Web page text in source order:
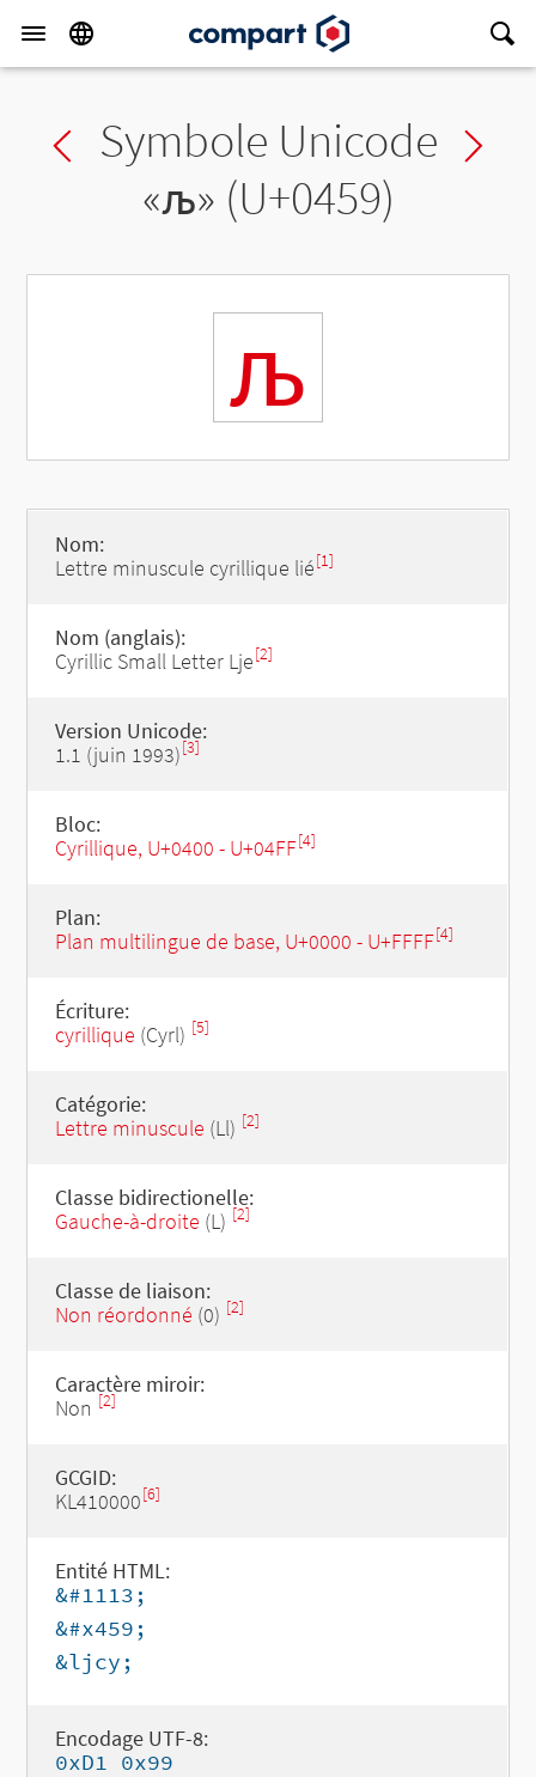
Previous char
Symbole Unicode
«љ» (U+0459)
љ
Nom:
Lettre minuscule cyrillique lié[1]
Nom (anglais):
Cyrillic Small Letter Lje[2]
Version Unicode:
1.1 (juin 1993)[3]
Bloc:
Cyrillique, U+0400 - U+04FF[4]
Plan:
Plan multilingue de base, U+0000 - U+FFFF[4]
Écriture:
cyrillique (Cyrl) [5]
Catégorie:
Lettre minuscule (Ll) [2]
Classe bidirectionelle:
Gauche-à-droite (L) [2]
Classe de liaison:
Non réordonné (0) [2]
Caractère miroir:
Non [2]
GCGID:
KL410000[6]
Entité HTML:
&#1113;
&#x459;
&ljcy;
Encodage UTF-8:
0xD1 0x99